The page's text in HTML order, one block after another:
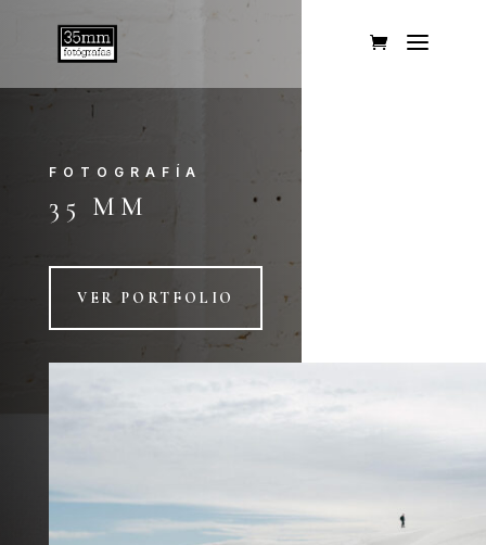
FOTOGRAFÍA
35 MM
VER PORTFOLIO